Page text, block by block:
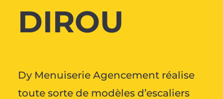
DIROU
Dy Menuiserie Agencement réalise
toute sorte de modèles d’escaliers